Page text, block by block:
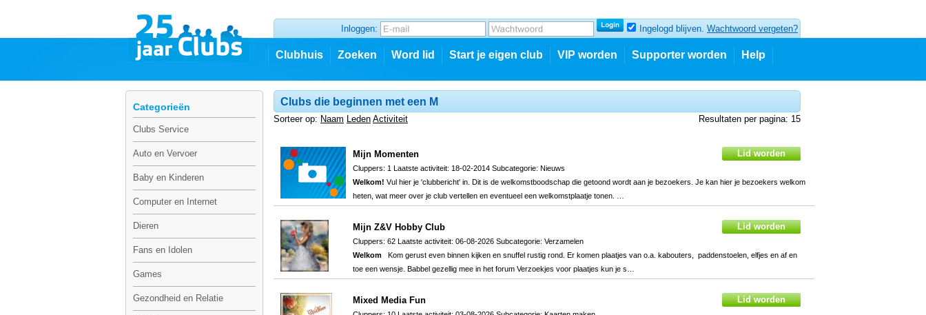
Inloggen: Ingelogd blijven. Wachtwoord vergeten?
Clubhuis Zoeken Word lid Start je eigen club VIP worden Supporter worden Help
Categorieën
Clubs Service
Auto en Vervoer
Baby en Kinderen
Computer en Internet
Dieren
Fans en Idolen
Games
Gezondheid en Relatie
Clubs die beginnen met een M
Sorteer op: Naam Leden Activiteit Resultaten per pagina: 15
Mijn Momenten
Cluppers: 1 Laatste activiteit: 18-02-2014 Subcategorie: Nieuws
Welkom! Vul hier je 'clubbericht' in. Dit is de welkomstboodschap die getoond wordt aan je bezoekers. Je kan hier je bezoekers welkom
heten, wat meer over je club vertellen en eventueel een welkomstplaatje tonen. …
Mijn Z&V Hobby Club
Cluppers: 62 Laatste activiteit: 06-08-2026 Subcategorie: Verzamelen
Welkom Kom gerust even binnen kijken en snuffel rustig rond. Er komen plaatjes van o.a. kabouters, paddenstoelen, elfjes en af en
toe een wensje. Babbel gezellig mee in het forum Verzoekjes voor plaatjes kun je s…
Mixed Media Fun